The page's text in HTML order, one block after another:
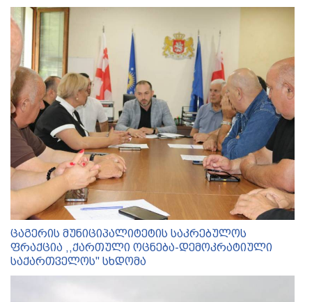
ცაგერის მუნიციპალიტეტის საკრებულოს
ფრაქცია ,,ქართული ოცნება-დემოკრატიული
საქართველოს'' სხდომა